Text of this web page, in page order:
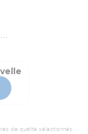
de qualité sélectionnés.